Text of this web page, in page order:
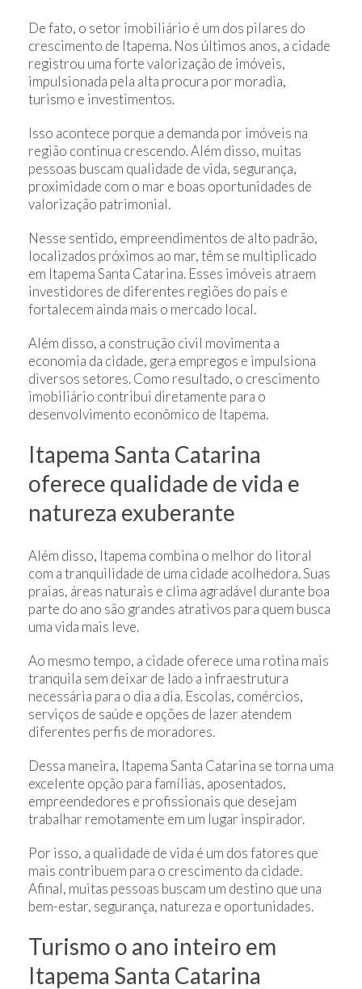
De fato, o setor imobiliário é um dos pilares do
crescimento de Itapema. Nos últimos anos, a cidade
registrou uma forte valorização de imóveis,
impulsionada pela alta procura por moradia,
turismo e investimentos.
Isso acontece porque a demanda por imóveis na
região continua crescendo. Além disso, muitas
pessoas buscam qualidade de vida, segurança,
proximidade com o mar e boas oportunidades de
valorização patrimonial.
Nesse sentido, empreendimentos de alto padrão,
localizados próximos ao mar, têm se multiplicado
em Itapema Santa Catarina. Esses imóveis atraem
investidores de diferentes regiões do país e
fortalecem ainda mais o mercado local.
Além disso, a construção civil movimenta a
economia da cidade, gera empregos e impulsiona
diversos setores. Como resultado, o crescimento
imobiliário contribui diretamente para o
desenvolvimento econômico de Itapema.
Itapema Santa Catarina
oferece qualidade de vida e
natureza exuberante
Além disso, Itapema combina o melhor do litoral
com a tranquilidade de uma cidade acolhedora. Suas
praias, áreas naturais e clima agradável durante boa
parte do ano são grandes atrativos para quem busca
uma vida mais leve.
Ao mesmo tempo, a cidade oferece uma rotina mais
tranquila sem deixar de lado a infraestrutura
necessária para o dia a dia. Escolas, comércios,
serviços de saúde e opções de lazer atendem
diferentes perfis de moradores.
Dessa maneira, Itapema Santa Catarina se torna uma
excelente opção para famílias, aposentados,
empreendedores e profissionais que desejam
trabalhar remotamente em um lugar inspirador.
Por isso, a qualidade de vida é um dos fatores que
mais contribuem para o crescimento da cidade.
Afinal, muitas pessoas buscam um destino que una
bem-estar, segurança, natureza e oportunidades.
Turismo o ano inteiro em
Itapema Santa Catarina